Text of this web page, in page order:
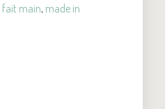
fait main, made in